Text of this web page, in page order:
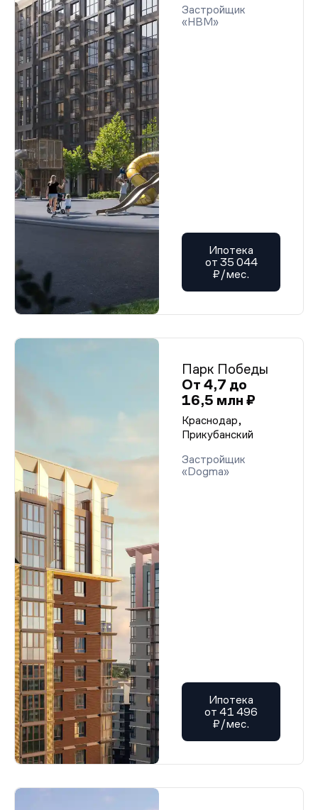
Застройщик
«НВМ»
Ипотека
от 35 044
₽/мес.
Парк Победы
От 4,7 до
16,5 млн ₽
Краснодар,
Прикубанский
Застройщик
«Dogma»
Ипотека
от 41 496
₽/мес.